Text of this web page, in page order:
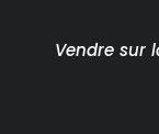
Vendre sur